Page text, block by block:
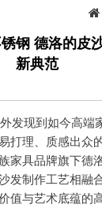
钢 德洛的皮
新典范
现到如今高端
打理、质感出众
家具品牌旗下德
发制作工艺相融
值与艺术底蕴的